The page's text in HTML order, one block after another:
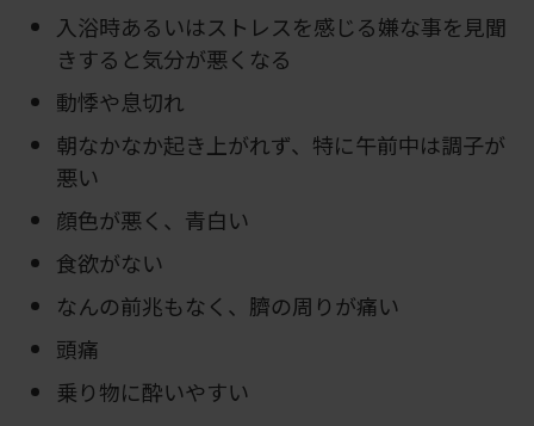
入浴時あるいはストレスを感じる嫌な事を見聞
きすると気分が悪くなる
動悸や息切れ
朝なかなか起き上がれず、特に午前中は調子が
悪い
顔色が悪く、青白い
食欲がない
なんの前兆もなく、臍の周りが痛い
頭痛
乗り物に酔いやすい